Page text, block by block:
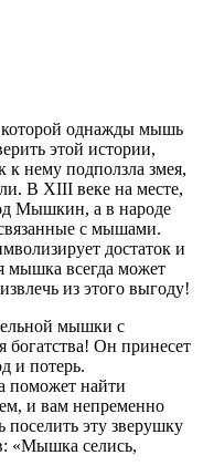
которой однажды мышь
этой истории,
к нему подползла змея,
В XIII веке на месте,
Мышкин, а в народе
с мышами.
достаток и
мышка всегда может
из этого выгоду!
мышки с
богатства! Он принесет
и потерь.
поможет найти
и вам непременно
эту зверушку
«Мышка селись,